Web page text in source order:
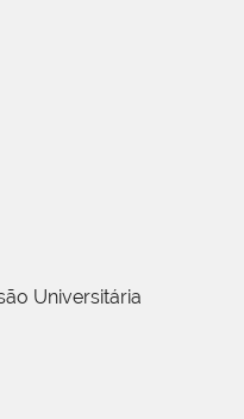
Universitária